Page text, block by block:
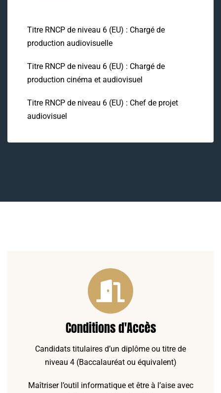
Titre RNCP de niveau 6 (EU) : Chargé de
production audiovisuelle
Titre RNCP de niveau 6 (EU) : Chargé de
production cinéma et audiovisuel
Titre RNCP de niveau 6 (EU) : Chef de projet
audiovisuel
Conditions d'Accès
Candidats titulaires d’un diplôme ou titre de
niveau 4 (Baccalauréat ou équivalent)
Maîtriser l’outil informatique et être à l’aise avec